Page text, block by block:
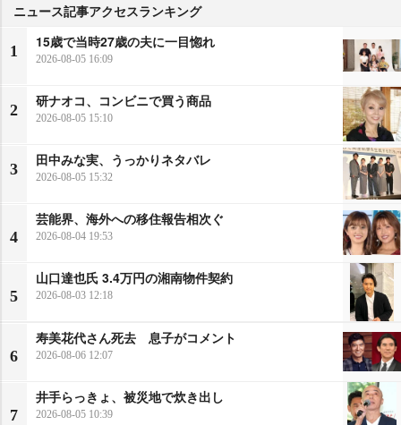
ニュース記事アクセスランキング
1
15歳で当時27歳の夫に一目惚れ
2026-08-05 16:09
2
研ナオコ、コンビニで買う商品
2026-08-05 15:10
3
田中みな実、うっかりネタバレ
2026-08-05 15:32
4
芸能界、海外への移住報告相次ぐ
2026-08-04 19:53
5
山口達也氏 3.4万円の湘南物件契約
2026-08-03 12:18
6
寿美花代さん死去 息子がコメント
2026-08-06 12:07
7
井手らっきょ、被災地で炊き出し
2026-08-05 10:39